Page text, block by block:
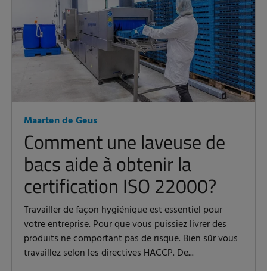
Maarten de Geus
Comment une laveuse de
bacs aide à obtenir la
certification ISO 22000?
Travailler de façon hygiénique est essentiel pour
votre entreprise. Pour que vous puissiez livrer des
produits ne comportant pas de risque. Bien sûr vous
travaillez selon les directives HACCP. De...